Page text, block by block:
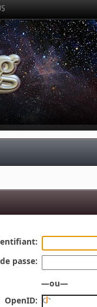
passe:
—ou—
OpenID: